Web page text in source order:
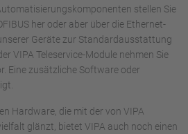
stellen Sie
her oder aber über die Ethernet-
Geräte zur Standardausstattung
VIPA Teleservice-Module nehmen Sie
Eine zusätzliche Software oder
Hardware, die mit der von VIPA
glänzt, bietet VIPA auch noch einen